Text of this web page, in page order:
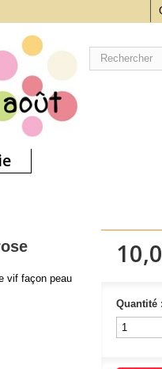
vif façon peau
Quantité :